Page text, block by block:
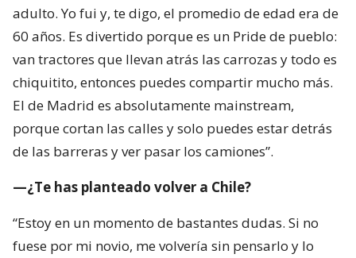
adulto. Yo fui y, te digo, el promedio de edad era de
60 años. Es divertido porque es un Pride de pueblo:
van tractores que llevan atrás las carrozas y todo es
chiquitito, entonces puedes compartir mucho más.
El de Madrid es absolutamente mainstream,
porque cortan las calles y solo puedes estar detrás
de las barreras y ver pasar los camiones”.
—¿Te has planteado volver a Chile?
“Estoy en un momento de bastantes dudas. Si no
fuese por mi novio, me volvería sin pensarlo y lo